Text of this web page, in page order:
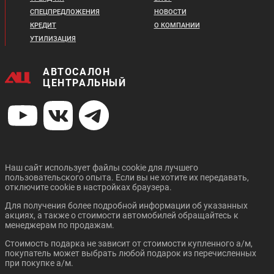
OPEL GRANDLAND X
Цена от:
1 493 410 ₽
SUZUKI SX4
ZOTYE T600 UAZ PATRIOT
СПЕЦПРЕДЛОЖЕНИЯ
КРЕДИТ
УТИЛИЗАЦИЯ
НОВОСТИ
О КОМПАНИИ
АВТОСАЛОН
ЦЕНТРАЛЬНЫЙ
Наш сайт использует файлы cookie для лучшего
пользовательского опыта. Если вы не хотите их передавать,
отключите cookie в настройках браузера.
Для получения более подробной информации об указанных
акциях, а также о стоимости автомобилей обращайтесь к
менеджерам по продажам.
Стоимость подарка не зависит от стоимости купленного а/м,
покупатель может выбрать любой подарок из перечисленных
при покупке а/м.